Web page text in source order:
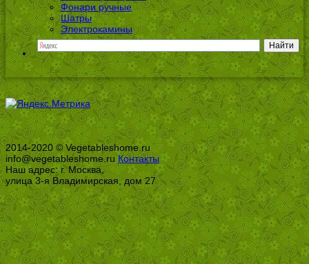
Фонари ручные
Шатры
Электрокамины
2014-2020 © Vegetableshome.ru
info@vegetableshome.ru Контакты
Наш адрес: г. Москва,
улица 3-я Владимирская, дом 27